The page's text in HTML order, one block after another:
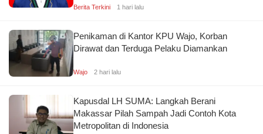
Berita Terkini 1 hari lalu
Penikaman di Kantor KPU Wajo, Korban
Dirawat dan Terduga Pelaku Diamankan
Wajo 2 hari lalu
Kapusdal LH SUMA: Langkah Berani
Makassar Pilah Sampah Jadi Contoh Kota
Metropolitan di Indonesia